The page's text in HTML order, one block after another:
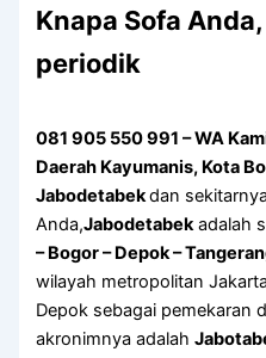
Knapa Sofa
periodik
081 905 550 991 – WA
Daerah Kayumanis, Kota
Jabodetabekdan
Anda,Jabodetabekadalah
– Bogor – Depok –
wilayah metropolitan
Depok sebagai pemekaran
akronimnya adalah